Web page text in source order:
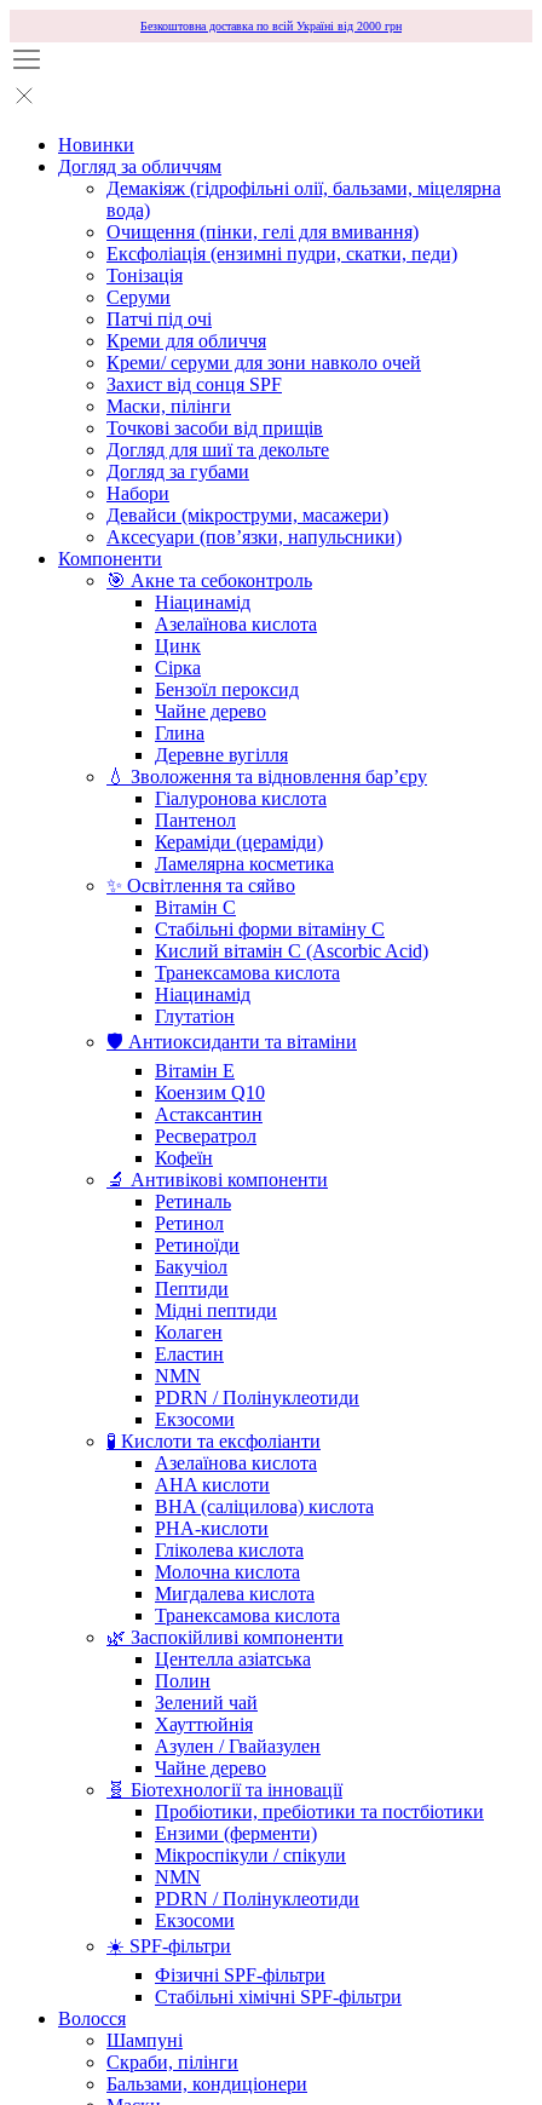
Безкоштовна доставка по всій Україні від 2000 грн
Новинки
Догляд за обличчям
Демакіяж (гідрофільні олії, бальзами, міцелярна
вода)
Очищення (пінки, гелі для вмивання)
Ексфоліація (ензимні пудри, скатки, педи)
Тонізація
Серуми
Патчі під очі
Креми для обличчя
Креми/ серуми для зони навколо очей
Захист від сонця SPF
Маски, пілінги
Точкові засоби від прищів
Догляд для шиї та декольте
Догляд за губами
Набори
Девайси (мікроструми, масажери)
Аксесуари (повʼязки, напульсники)
Компоненти
🎯 Акне та себоконтроль
Ніацинамід
Азелаїнова кислота
Цинк
Сірка
Бензоїл пероксид
Чайне дерево
Глина
Деревне вугілля
💧 Зволоження та відновлення бар’єру
Гіалуронова кислота
Пантенол
Кераміди (цераміди)
Ламелярна косметика
✨ Освітлення та сяйво
Вітамін С
Стабільні форми вітаміну С
Кислий вітамін С (Ascorbic Acid)
Транексамова кислота
Ніацинамід
Глутатіон
🛡️ Антиоксиданти та вітаміни
Вітамін Е
Коензим Q10
Астаксантин
Ресвератрол
Кофеїн
🔬 Антивікові компоненти
Ретиналь
Ретинол
Ретиноїди
Бакучіол
Пептиди
Мідні пептиди
Колаген
Еластин
NMN
PDRN / Полінуклеотиди
Екзосоми
🧪 Кислоти та ексфоліанти
Азелаїнова кислота
AHA кислоти
BHA (саліцилова) кислота
PHA-кислоти
Гліколева кислота
Молочна кислота
Мигдалева кислота
Транексамова кислота
🌿 Заспокійливі компоненти
Центелла азіатська
Полин
Зелений чай
Хауттюйнія
Азулен / Гвайазулен
Чайне дерево
🧬 Біотехнології та інновації
Пробіотики, пребіотики та постбіотики
Ензими (ферменти)
Мікроспікули / спікули
NMN
PDRN / Полінуклеотиди
Екзосоми
☀️ SPF-фільтри
Фізичні SPF-фільтри
Стабільні хімічні SPF-фільтри
Волосся
Шампуні
Скраби, пілінги
Бальзами, кондиціонери